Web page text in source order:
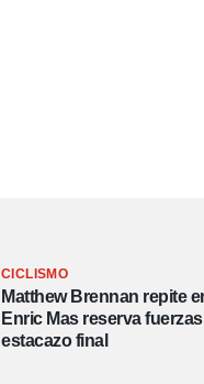
CICLISMO
Matthew Brennan repite
Enric Mas reserva fuerzas
estacazo final